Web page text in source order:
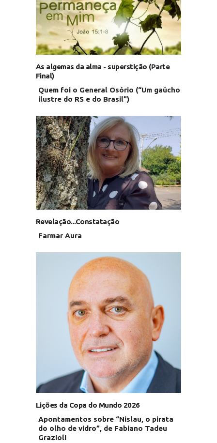
As algemas da alma - superstição (Parte
Final)
Quem foi o General Osório (“Um gaúcho
ilustre do RS e do Brasil”)
Revelação...Constatação
Farmar Aura
Lições da Copa do Mundo 2026
Apontamentos sobre “Nislau, o pirata
do olho de vidro”, de Fabiano Tadeu
Grazioli